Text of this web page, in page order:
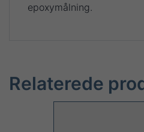
epoxymålning.
Relaterede